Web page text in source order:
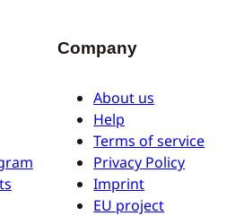
Company
About us
Help
Terms of service
Privacy Policy
Imprint
EU project